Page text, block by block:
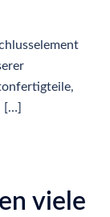
[…]
viele